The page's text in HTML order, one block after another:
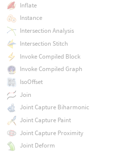
Inflate
Instance
Intersection Analysis
Intersection Stitch
Invoke Compiled Block
Invoke Compiled Graph
IsoOffset
Join
Joint Capture Biharmonic
Joint Capture Paint
Joint Capture Proximity
Joint Deform